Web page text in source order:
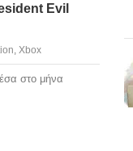
Evil
Xbox
στο μήνα